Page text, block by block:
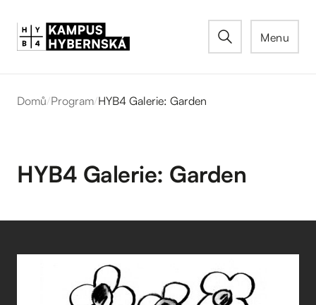
Menu
Domů/Program/HYB4 Galerie: Garden
HYB4 Galerie: Garden